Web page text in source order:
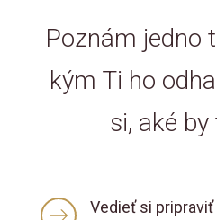
Poznám jedno
kým Ti ho
si, aké by
Vedieť si